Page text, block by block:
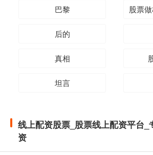
巴黎 股票
后的
真相
坦言
线上配资股票_股票线上配资平台_
资